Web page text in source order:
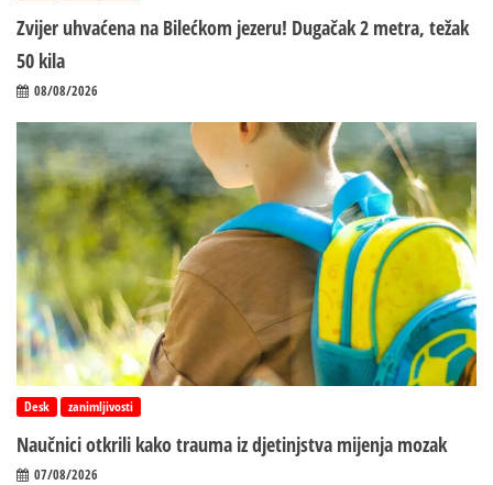
Zvijer uhvaćena na Bilećkom jezeru! Dugačak 2 metra, težak
50 kila
08/08/2026
Desk zanimljivosti
Naučnici otkrili kako trauma iz d‌jetinjstva mijenja mozak
07/08/2026